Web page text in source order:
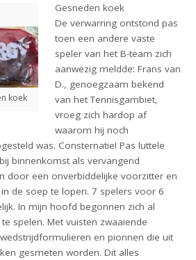
koek
Gesneden koek
De verwarring ontstond pas
toen een andere vaste
speler van het B-team zich
aanwezig meldde: Frans van
D., genoegzaam bekend
van het Tennisgambiet,
vroeg zich hardop af
waarom hij noch
was. Consternatie! Pas luttele
binnenkomst als vervangend
door een onverbiddelijke voorzitter en
de soep te lopen. 7 spelers voor 6
In mijn hoofd begonnen zich al
spelen. Met vuisten zwaaiende
en pionnen die uit
gesmeten worden. Dit alles